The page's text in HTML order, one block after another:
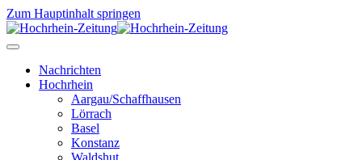
Zum Hauptinhalt springen
Nachrichten
Hochrhein
Aargau/Schaffhausen
Lörrach
Basel
Konstanz
Waldshut